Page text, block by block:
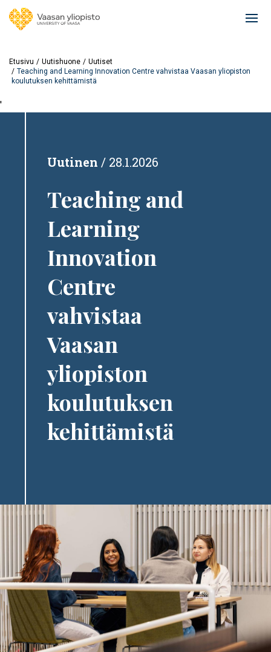
Etusivu Uutishuone
Uutiset
Teaching and Learning Innovation Centre vahvistaa Vaasan yliopiston
koulutuksen kehittämistä
'
Uutinen 28.1.2026
Teaching and
Learning
Innovation
Centre
vahvistaa
Vaasan
yliopiston
koulutuksen
kehittämistä
Image